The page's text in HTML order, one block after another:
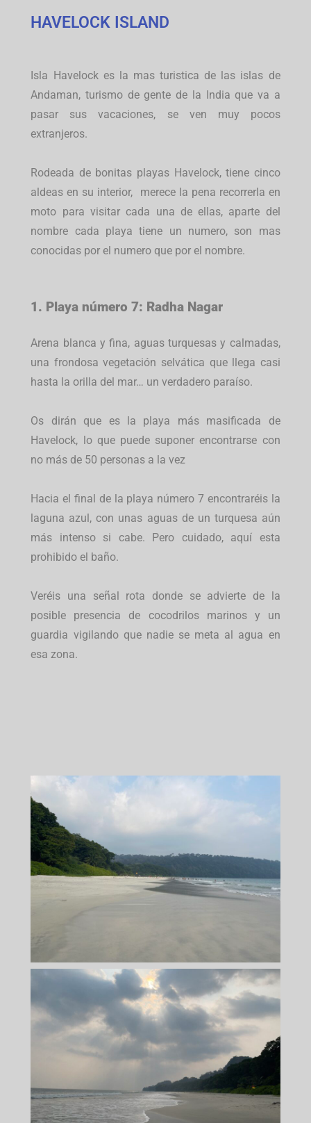
HAVELOCK ISLAND
Isla Havelock es la mas turistica de las islas de
Andaman, turismo de gente de la India que va a
pasar sus vacaciones, se ven muy pocos
extranjeros.
Rodeada de bonitas playas Havelock, tiene cinco
aldeas en su interior, merece la pena recorrerla en
moto para visitar cada una de ellas, aparte del
nombre cada playa tiene un numero, son mas
conocidas por el numero que por el nombre.
1. Playa número 7: Radha Nagar
Arena blanca y fina, aguas turquesas y calmadas,
una frondosa vegetación selvática que llega casi
hasta la orilla del mar… un verdadero paraíso.
Os dirán que es la playa más masificada de
Havelock, lo que puede suponer encontrarse con
no más de 50 personas a la vez
Hacia el final de la playa número 7 encontraréis la
laguna azul, con unas aguas de un turquesa aún
más intenso si cabe. Pero cuidado, aquí esta
prohibido el baño.
Veréis una señal rota donde se advierte de la
posible presencia de cocodrilos marinos y un
guardia vigilando que nadie se meta al agua en
esa zona.